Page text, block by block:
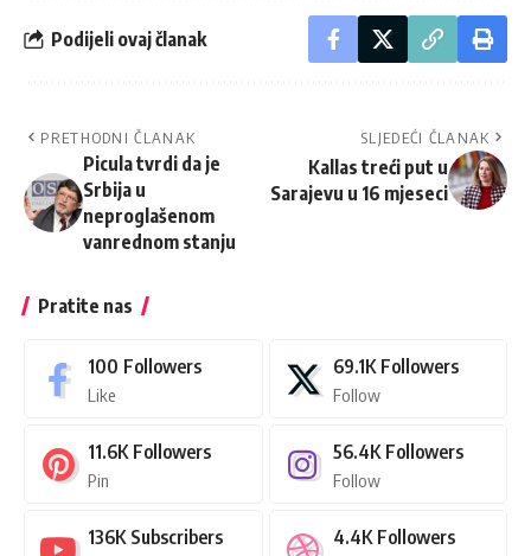
Podijeli ovaj članak
PRETHODNI ČLANAK
Picula tvrdi da je
Srbija u
neproglašenom
vanrednom stanju
SLJEDEĆI ČLANAK
Kallas treći put u
Sarajevu u 16 mjeseci
Pratite nas
100 Followers
Like
69.1K Followers
Follow
11.6K Followers
Pin
56.4K Followers
Follow
136K Subscribers 4.4K Followers